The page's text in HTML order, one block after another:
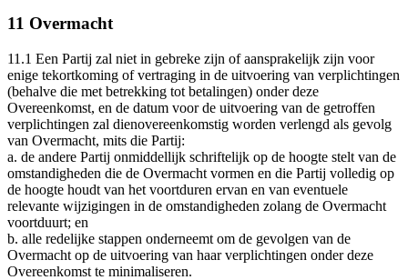
11 Overmacht
11.1 Een Partij zal niet in gebreke zijn of aansprakelijk zijn voor
enige tekortkoming of vertraging in de uitvoering van verplichtingen
(behalve die met betrekking tot betalingen) onder deze
Overeenkomst, en de datum voor de uitvoering van de getroffen
verplichtingen zal dienovereenkomstig worden verlengd als gevolg
van Overmacht, mits die Partij:
a. de andere Partij onmiddellijk schriftelijk op de hoogte stelt van de
omstandigheden die de Overmacht vormen en die Partij volledig op
de hoogte houdt van het voortduren ervan en van eventuele
relevante wijzigingen in de omstandigheden zolang de Overmacht
voortduurt; en
b. alle redelijke stappen onderneemt om de gevolgen van de
Overmacht op de uitvoering van haar verplichtingen onder deze
Overeenkomst te minimaliseren.